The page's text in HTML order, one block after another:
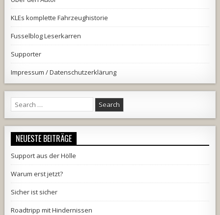
KLEs komplette Fahrzeughistorie
Fusselblog Leserkarren
Supporter
Impressum / Datenschutzerklärung
Search
for:
NEUESTE BEITRÄGE
Support aus der Hölle
Warum erst jetzt?
Sicher ist sicher
Roadtripp mit Hindernissen